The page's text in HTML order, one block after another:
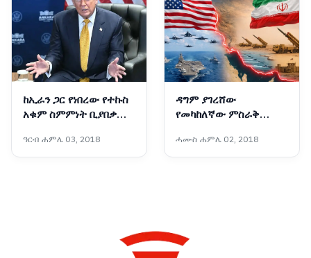
ከኢራን ጋር የነበረው የተኩስ
አቁም ስምምነት ቢያበቃም
ትወያያለች፦ ፕሬዝዳንት
ትራምፕ
ዓርብ ሐምሌ 03, 2018
ዳግም ያገረሸው
የመካከለኛው ምስራቅ
ሓሙስ ሐምሌ 02, 2018